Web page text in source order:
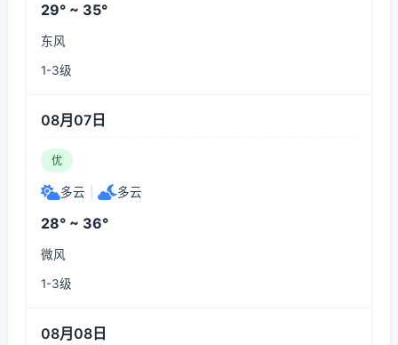
29° ~ 35°
东风
1-3级
08月07日
优
多云 多云
28° ~ 36°
微风
1-3级
08月08日